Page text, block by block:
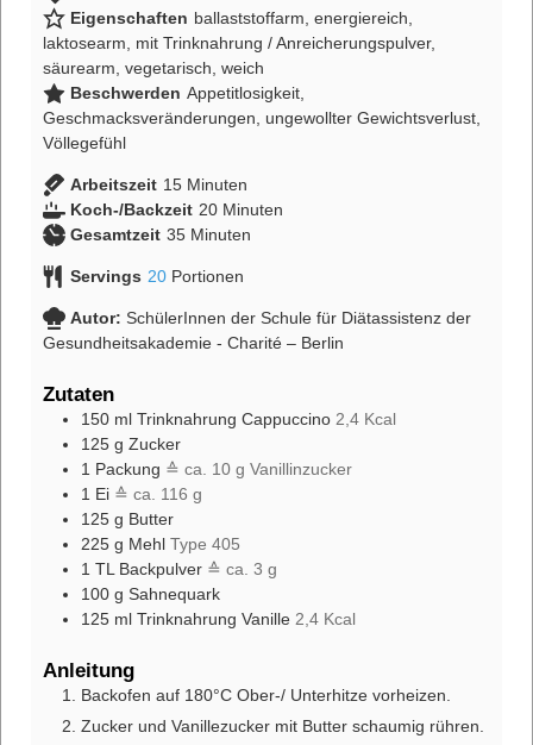
Eigenschaften ballaststoffarm, energiereich,
laktosearm, mit Trinknahrung / Anreicherungspulver,
säurearm, vegetarisch, weich
Beschwerden Appetitlosigkeit,
Geschmacksveränderungen, ungewollter Gewichtsverlust,
Völlegefühl
Arbeitszeit 15 Minuten
Koch-/Backzeit 20 Minuten
Gesamtzeit 35 Minuten
Servings 20 Portionen
Autor: SchülerInnen der Schule für Diätassistenz der
Gesundheitsakademie - Charité – Berlin
Zutaten
150 ml Trinknahrung Cappuccino 2,4 Kcal
125 g Zucker
1 Packung ≙ ca. 10 g Vanillinzucker
1 Ei ≙ ca. 116 g
125 g Butter
225 g Mehl Type 405
1 TL Backpulver ≙ ca. 3 g
100 g Sahnequark
125 ml Trinknahrung Vanille 2,4 Kcal
Anleitung
Backofen auf 180°C Ober-/ Unterhitze vorheizen.
Zucker und Vanillezucker mit Butter schaumig rühren.